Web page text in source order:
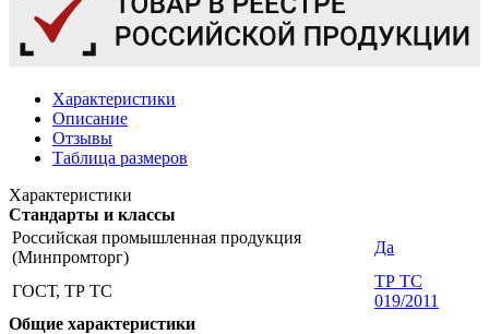
Характеристики
Описание
Отзывы
Таблица размеров
Характеристики
Стандарты и классы
Российская промышленная продукция
(Минпромторг)
Да
ГОСТ, ТР ТС
ТР ТС
019/2011
Общие характеристики